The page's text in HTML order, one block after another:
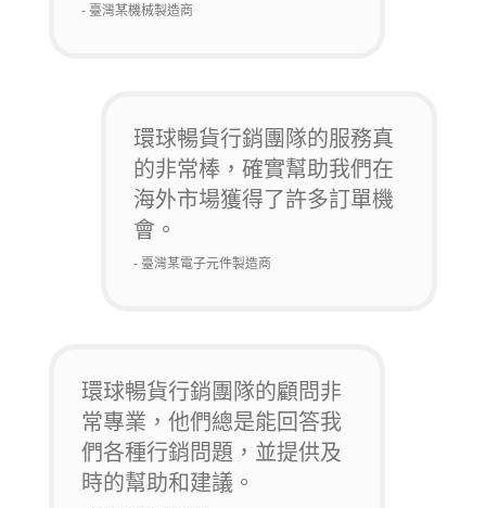
- 臺灣某機械製造商
環球暢貨行銷團隊的服務真
的非常棒，確實幫助我們在
海外市場獲得了許多訂單機
會。
- 臺灣某電子元件製造商
環球暢貨行銷團隊的顧問非
常專業，他們總是能回答我
們各種行銷問題，並提供及
時的幫助和建議。